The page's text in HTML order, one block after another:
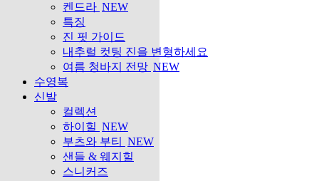
켄드라 NEW
특징
진 핏 가이드
내추럴 컷팅 진을 변형하세요
여름 청바지 전망 NEW
수영복
신발
컬렉션
하이힐 NEW
부츠와 부티
NEW
샌들 & 웨지힐
스니커즈